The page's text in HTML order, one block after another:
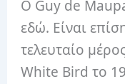
Ο Guy de
εδώ. Είναι
τελευταίο
White Bird το